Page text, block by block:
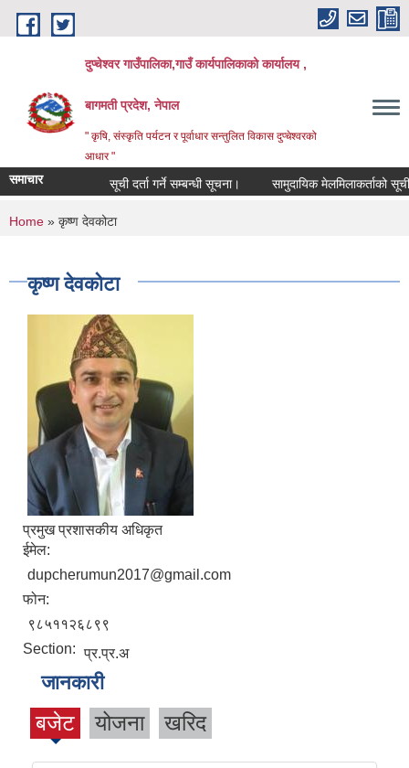
Skip to main content
दुप्चेश्वर गाउँपालिका,गाउँ कार्यपालिकाको कार्यालय ,
बागमती प्रदेश, नेपाल
" कृषि, संस्कृति पर्यटन र पूर्वाधार सन्तुलित विकास दुप्चेश्वरको
आधार "
समाचार सूची दर्ता गर्ने सम्बन्धी सूचना। सामुदायिक मेलमिलाकर्ताको सूची
You are here
Home » कृष्ण देवकोटा
कृष्ण देवकोटा
प्रमुख प्रशासकीय अधिकृत
ईमेल:
dupcherumun2017@gmail.com
फोन:
९८५११२६८९९
Section: प्र.प्र.अ
जानकारी
बजेट योजना खरिद